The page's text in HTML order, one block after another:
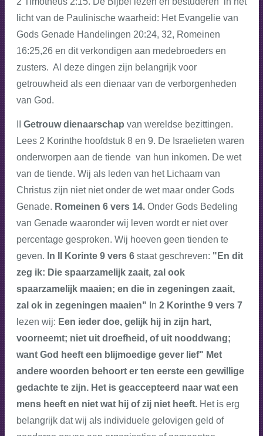
licht van de Paulinische waarheid: Het Evangelie van
Gods Genade Handelingen 20:24, 32, Romeinen
16:25,26 en dit verkondigen aan medebroeders en
zusters. Al deze dingen zijn belangrijk voor
getrouwheid als een dienaar van de verborgenheden
van God.
Getrouw dienaarschap van wereldse bezittingen.
Lees 2 Korinthe hoofdstuk 8 en 9. De Israelieten waren
onderworpen aan de tiende van hun inkomen. De wet
van de tiende. Wij als leden van het Lichaam van
Christus zijn niet niet onder de wet maar onder Gods
Genade. Romeinen 6 vers 14. Onder Gods Bedeling
van Genade waaronder wij leven wordt er niet over
percentage gesproken. Wij hoeven geen tienden te
geven. In II Korinte 9 vers 6 staat geschreven: "En dit
zeg ik: Die spaarzamelijk zaait, zal ook
spaarzamelijk maaien; en die in zegeningen zaait,
zal ok in zegeningen maaien" In 2 Korinthe 9 vers 7
lezen wij: Een ieder doe, gelijk hij in zijn hart,
voorneemt; niet uit droefheid, of uit nooddwang;
want God heeft een blijmoedige gever lief" Met
andere woorden behoort er ten eerste een gewillige
gedachte te zijn. Het is geaccepteerd naar wat een
mens heeft en niet wat hij of zij niet heeft. Het is erg
belangrijk dat wij als individuele gelovigen geld of